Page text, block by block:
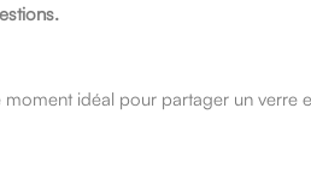
idéal pour partager un verre